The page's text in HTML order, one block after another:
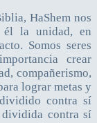
HaShem nos
él la unidad, en
Somos seres
crear
compañerismo,
lograr metas y
contra sí
dividida contra sí